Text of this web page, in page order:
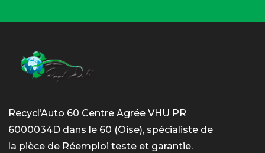
Recycl’Auto 60 Centre Agrée VHU PR
6000034D dans le 60 (Oise), spécialiste de
la pièce de Réemploi teste et garantie.